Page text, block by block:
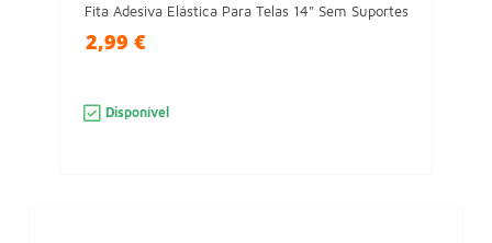
Fita Adesiva Elástica Para Telas 14" Sem Suportes
2,99 €
Disponível